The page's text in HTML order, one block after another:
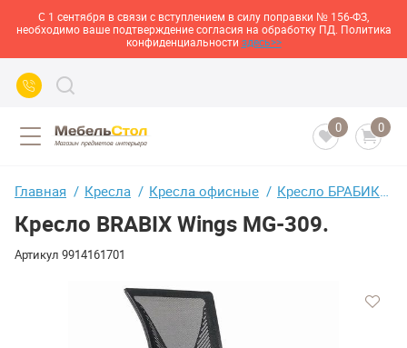
С 1 сентября в связи с вступлением в силу поправки № 156-ФЗ,
необходимо ваше подтверждение согласия на обработку ПД. Политика
конфиденциальности здесь>>
0 0
Главная Кресла Кресла офисные Кресло БРАБИКС(BRABIX) "Крылья(Wings) MG-309"
Кресло BRABIX Wings MG-309.
Артикул 9914161701